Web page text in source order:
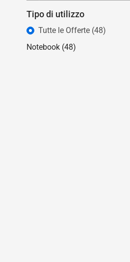
Tipo di utilizzo
Tutte le Offerte (48)
Notebook (48)